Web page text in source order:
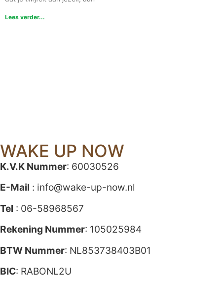
Lees verder...
WAKE UP NOW
K.V.K Nummer: 60030526
E-Mail : info@wake-up-now.nl
Tel : 06-58968567
Rekening Nummer: 105025984
BTW Nummer: NL853738403B01
BIC: RABONL2U